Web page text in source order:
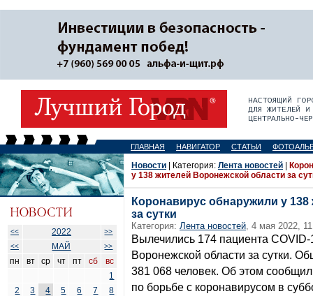
ГЛАВНАЯ НАВИГАТОР СТАТЬИ
<< 2022
>>
<<
МАЙ >>
пн вт ср чт пт сб
вс
1
2
3 4 5 6 7
8
Новости | Категория: Лента новостей
у 138 жителей Воронежской области за
Коронавирус обнаружили у
за сутки
Категория: Лента новостей, 4 мая 2022,
Вылечились 174 пациента
Воронежской области за сутки.
381 068 человек. Об этом
по борьбе с коронавирусом в